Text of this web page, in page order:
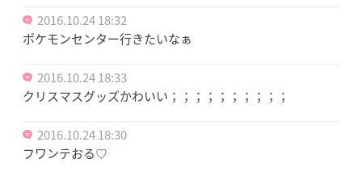
2016.10.24 18:32
ポケモンセンター行きたいなぁ
2016.10.24 18:33
クリスマスグッズかわいい；；；；；；；；；；
2016.10.24 18:30
フワンテおる♡